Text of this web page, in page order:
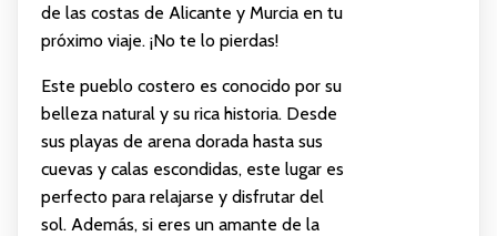
de las costas de Alicante y Murcia en tu
próximo viaje. ¡No te lo pierdas!
Este pueblo costero es conocido por su
belleza natural y su rica historia. Desde
sus playas de arena dorada hasta sus
cuevas y calas escondidas, este lugar es
perfecto para relajarse y disfrutar del
sol. Además, si eres un amante de la